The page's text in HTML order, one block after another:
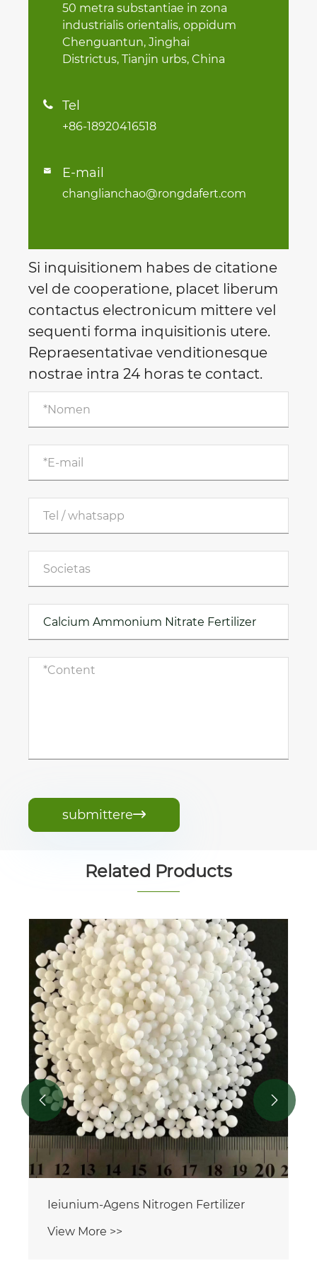
50 metra substantiae in zona
industrialis orientalis, oppidum
Chenguantun, Jinghai
Districtus, Tianjin urbs, China
 Tel
+86-18920416518
 E-mail
changlianchao@rongdafert.com
Si inquisitionem habes de citatione
vel de cooperatione, placet liberum
contactus electronicum mittere vel
sequenti forma inquisitionis utere.
Repraesentativae venditionesque
nostrae intra 24 horas te contact.
submittere
Related Products
Ieiunium-Agens Nitrogen Fertilizer
View More >>
 